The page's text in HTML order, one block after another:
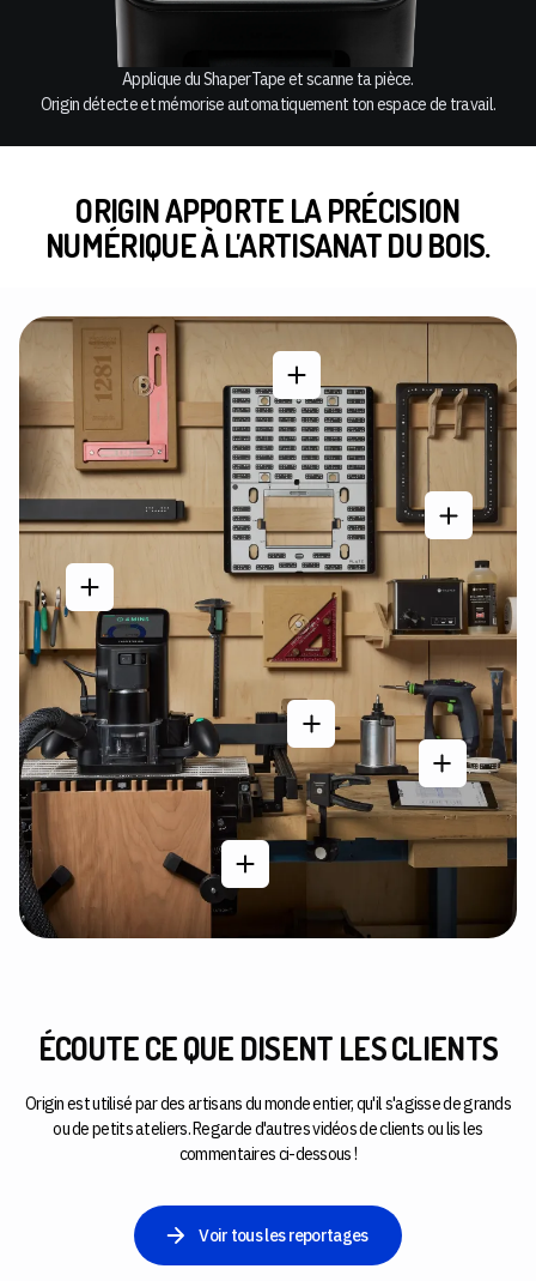
Applique du ShaperTape et scanne ta pièce.
Origin détecte et mémorise automatiquement ton espace de travail.
ORIGIN APPORTE LA PRÉCISION
NUMÉRIQUE À L'ARTISANAT DU BOIS.
ÉCOUTE CE QUE DISENT LES CLIENTS
Origin est utilisé par des artisans du monde entier, qu'il s'agisse de grands
ou de petits ateliers. Regarde d'autres vidéos de clients ou lis les
commentaires ci-dessous !
Voir tous les reportages